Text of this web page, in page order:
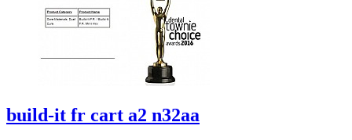
build-it fr cart a2 n32aa